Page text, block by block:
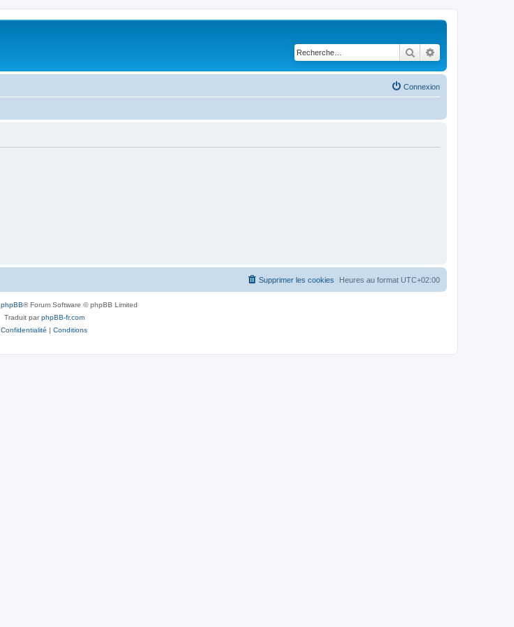
Rechercher
Connexion
Heures au format UTC+02:00
Supprimer les cookies
phpBB® Forum Software © phpBB Limited
Traduit parphpBB-fr.com
Confidentialité | Conditions